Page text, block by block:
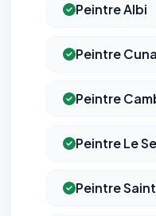
Peintre Albi
Peintre
Peintre
Peintre Le
Peintre